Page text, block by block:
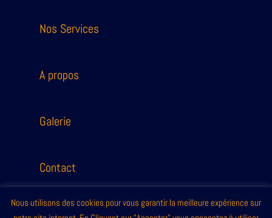
Nos Services
A propos
Galerie
Contact
info@egdi.be|02/732.11.11–0495/12.11.11– 0483/60.11.32
Nous utilisons des cookies pour vous garantir la meilleure expérience sur